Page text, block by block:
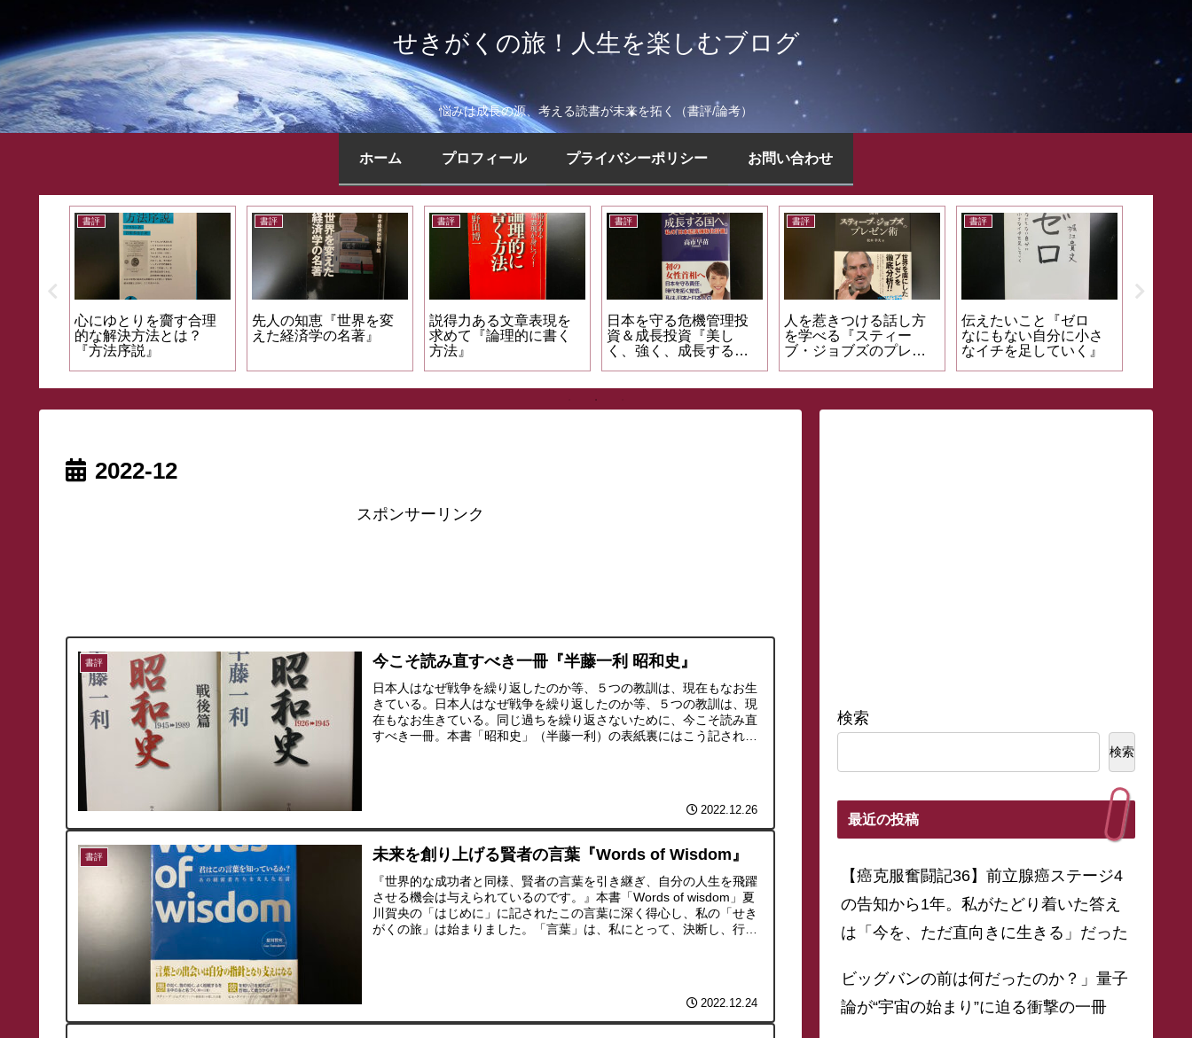
せきがくの旅！人生を楽しむブログ
悩みは成長の源、考える読書が未来を拓く（書評/論考）
ホーム プロフィール プライバシーポリシー お問い合わせ
説得力ある文章表現を
求めて『論理的に書く
日本を守る危機管理投
資＆成長投資『美し
人を惹きつける話し方
を学べる『スティー
ブ・ジョブズのプレゼ
伝えたいこと『ゼロ
なにもない自分に小さ
なイチを足していく』
創造に関する問題解決
手法を学べる著書『い
かにして問題をとく
正しい人間観『経営者
の教科書』
戦略『マネー
2022-12
スポンサーリンク
書評 今こそ読み直すべき一冊『半藤一利 昭和史』
日本人はなぜ戦争を繰り返したのか等、５つの教訓は、現在もなお生
きている。日本人はなぜ戦争を繰り返したのか等、５つの教訓は、現
在もなお生きている。同じ過ちを繰り返さないために、今こそ読み直
すべき一冊。本書「昭和史」（半藤一利）の表紙裏にはこう記されて
2022.12.26
書評 未来を創り上げる賢者の言葉『Words of Wisdom』
『世界的な成功者と同様、賢者の言葉を引き継ぎ、自分の人生を飛躍
させる機会は与えられているのです。』本書「Words of wisdom」夏
川賀央の「はじめに」に記されたこの言葉に深く得心し、私の「せき
がくの旅」は始まりました。「言葉」は、私にとって、決断し、行動
2022.12.24
検索
検索
最近の投稿
【癌克服奮闘記36】前立腺癌ステージ4
の告知から1年。私がたどり着いた答え
は「今を、ただ直向きに生きる」だった
ビッグバンの前は何だったのか？」量子
論が“宇宙の始まり”に迫る衝撃の一冊